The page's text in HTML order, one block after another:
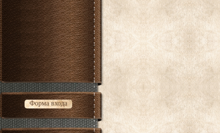
Форма входа